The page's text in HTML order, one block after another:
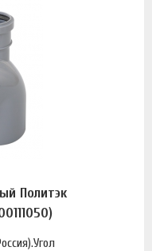
Политэк